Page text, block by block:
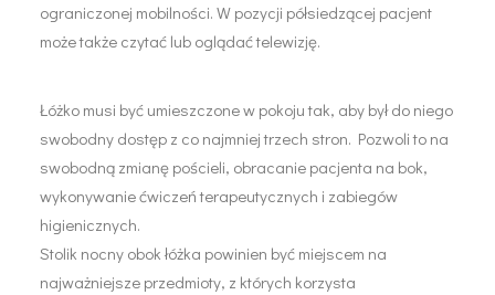
ograniczonej mobilności. W pozycji półsiedzącej pacjent
może także czytać lub oglądać telewizję.
Łóżko musi być umieszczone w pokoju tak, aby był do niego
swobodny dostęp z co najmniej trzech stron. Pozwoli to na
swobodną zmianę pościeli, obracanie pacjenta na bok,
wykonywanie ćwiczeń terapeutycznych i zabiegów
higienicznych.
Stolik nocny obok łóżka powinien być miejscem na
najważniejsze przedmioty, z których korzysta